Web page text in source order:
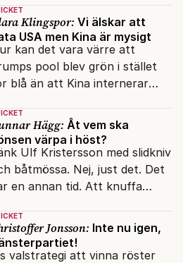
med lån.
Klingspor: Vi älskar att
USA men Kina är mysigt
kan det vara värre att
pool blev grön i stället
blå än att Kina internerar
Hägg: Åt vem ska
värpa i höst?
Ulf Kristersson med slidkniv
båtmössa. Nej, just det. Det
en annan tid. Att knuffa
Jonsson: Inte nu igen,
valstrategi att vinna röster